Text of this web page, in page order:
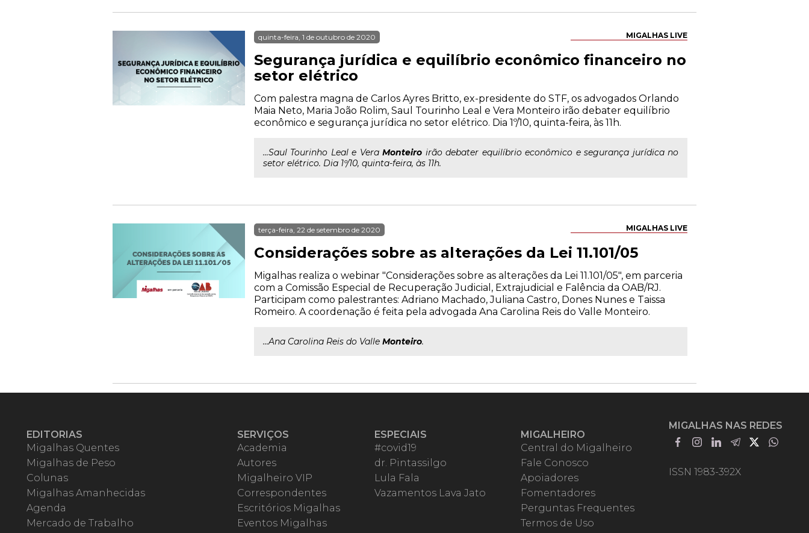
MIGALHAS LIVE
quinta-feira, 1 de outubro de 2020
Segurança jurídica e equilíbrio econômico financeiro no
setor elétrico
Com palestra magna de Carlos Ayres Britto, ex-presidente do STF, os advogados Orlando
Maia Neto, Maria João Rolim, Saul Tourinho Leal e Vera Monteiro irão debater equilíbrio
econômico e segurança jurídica no setor elétrico. Dia 1º/10, quinta-feira, às 11h.
...Saul Tourinho Leal e VeraMonteiro irão debater equilíbrio econômico e segurança jurídica no
setor elétrico. Dia 1º/10, quinta-feira, às 11h.
MIGALHAS LIVE
terça-feira, 22 de setembro de 2020
Considerações sobre as alterações da Lei 11.101/05
Migalhas realiza o webinar "Considerações sobre as alterações da Lei 11.101/05", em parceria
com a Comissão Especial de Recuperação Judicial, Extrajudicial e Falência da OAB/RJ.
Participam como palestrantes: Adriano Machado, Juliana Castro, Dones Nunes e Taissa
Romeiro. A coordenação é feita pela advogada Ana Carolina Reis do Valle Monteiro.
...Ana Carolina Reis do Valle Monteiro.
EDITORIAS
Migalhas Quentes
Migalhas de Peso
Colunas
Migalhas Amanhecidas
Agenda
Mercado de Trabalho
SERVIÇOS
Academia
Autores
Migalheiro VIP
Correspondentes
Escritórios Migalhas
Eventos Migalhas
ESPECIAIS
#covid19
dr. Pintassilgo
Lula Fala
Vazamentos Lava Jato
MIGALHEIRO
Central do Migalheiro
Fale Conosco
Apoiadores
Fomentadores
Perguntas Frequentes
Termos de Uso
MIGALHAS NAS REDES
ISSN 1983-392X